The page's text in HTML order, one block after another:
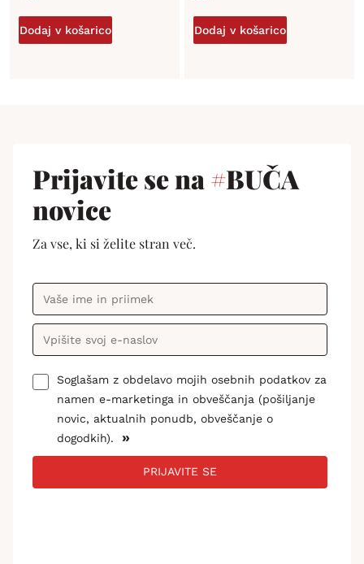
Dodaj v košarico Dodaj v košarico
Prijavite se na#BUČA
novice
Za vse, ki si želite stran več.
Soglašam z obdelavo mojih osebnih podatkov za
namen e-marketinga in obveščanja (pošiljanje
novic, aktualnih ponudb, obveščanje o
dogodkih).
»
PRIJAVITE SE